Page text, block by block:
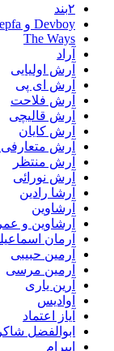
۲بند
Devboy و Tepfa
The Ways
آراد
آرش اولیایی
آرش ای پی
آرش فلاحت
آرش قالیچی
آرش کایان
آرش
آرش منتظر
آرش نورائی
آرشا رادین
آرشاوین
آرشاوین و
آرمان
آرمین حبیبی
آرمین مرسی
آرین یاری
آوادیس
آیاز اعتماد
ابوالفضل شاکر
ابیرام